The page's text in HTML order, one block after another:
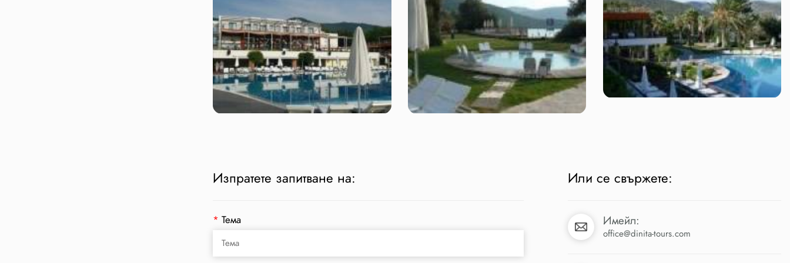
Изпратете запитване на:
*Тема
Или се свържете:
Имейл:
office@dinita-tours.com